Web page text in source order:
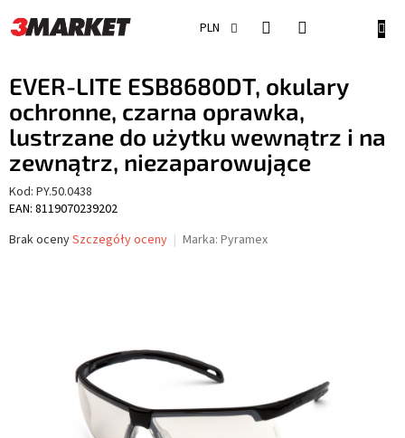
do
treści
PLN
EVER-LITE ESB8680DT, okulary
ochronne, czarna oprawka,
lustrzane do użytku wewnątrz i na
zewnątrz, niezaparowujące
Kod: PY.50.0438
EAN: 8119070239202
Średnia
Brak ocenySzczegóły oceny Marka: Pyramex